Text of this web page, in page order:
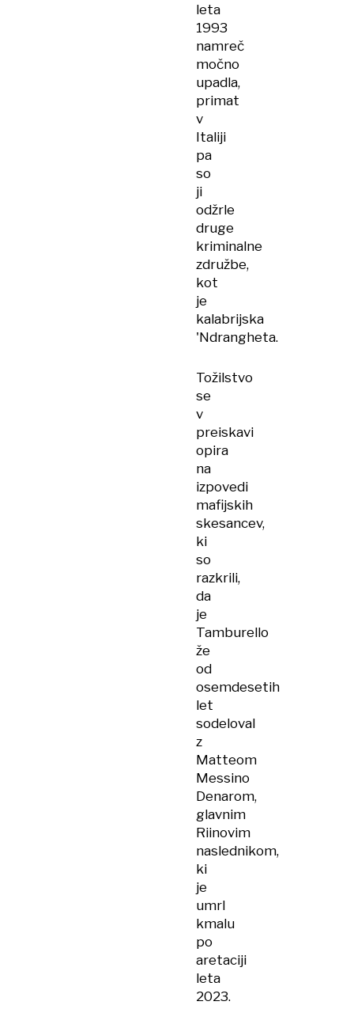
leta
1993
namreč
močno
upadla,
primat
v
Italiji
pa
so
ji
odžrle
druge
kriminalne
združbe,
kot
je
kalabrijska
'Ndrangheta.
Tožilstvo
se
v
preiskavi
opira
na
izpovedi
mafijskih
skesancev,
ki
so
razkrili,
da
je
Tamburello
že
od
osemdesetih
let
sodeloval
z
Matteom
Messino
Denarom,
glavnim
Riinovim
naslednikom,
ki
je
umrl
kmalu
po
aretaciji
leta
2023.